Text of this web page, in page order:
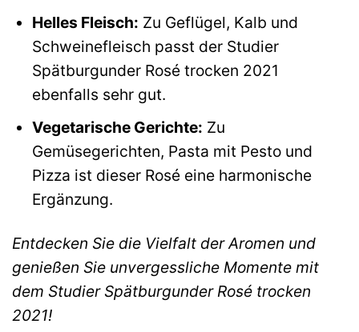
Helles Fleisch: Zu Geflügel, Kalb und
Schweinefleisch passt der Studier
Spätburgunder Rosé trocken 2021
ebenfalls sehr gut.
Vegetarische Gerichte: Zu
Gemüsegerichten, Pasta mit Pesto und
Pizza ist dieser Rosé eine harmonische
Ergänzung.
Entdecken Sie die Vielfalt der Aromen und
genießen Sie unvergessliche Momente mit
dem Studier Spätburgunder Rosé trocken
2021!